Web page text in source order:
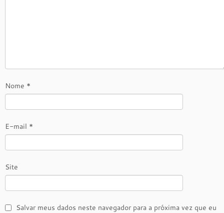
Nome *
E-mail *
Site
Salvar meus dados neste navegador para a próxima vez que eu